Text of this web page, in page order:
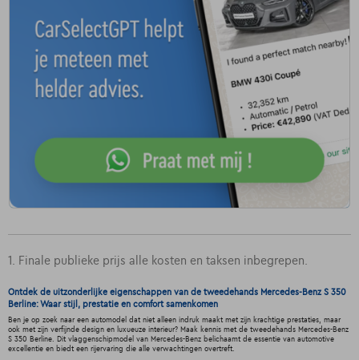
1. Finale publieke prijs alle kosten en taksen inbegrepen.
Ontdek de uitzonderlijke eigenschappen van de tweedehands Mercedes-Benz S 350
Berline: Waar stijl, prestatie en comfort samenkomen
Ben je op zoek naar een automodel dat niet alleen indruk maakt met zijn krachtige prestaties, maar
ook met zijn verfijnde design en luxueuze interieur? Maak kennis met de tweedehands Mercedes-Benz
S 350 Berline. Dit vlaggenschipmodel van Mercedes-Benz belichaamt de essentie van automotive
excellentie en biedt een rijervaring die alle verwachtingen overtreft.